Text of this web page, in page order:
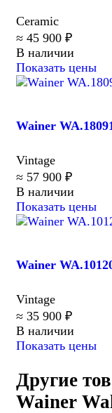
Ceramic
≈ 45 900 ₽
В наличии
Показать цены
Wainer
Vintage
≈ 57 900 ₽
В наличии
Показать цены
Wainer
Vintage
≈ 35 900 ₽
В наличии
Показать цены
Другие
Wainer